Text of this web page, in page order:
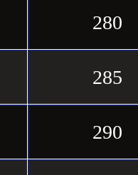
280
285
290